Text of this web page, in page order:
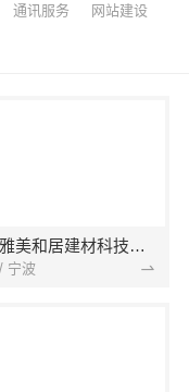
通讯服务 网站建设
宁波雅美和居建材科技有限公司
宁波